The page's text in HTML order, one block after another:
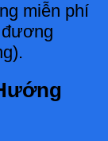
miễn phí